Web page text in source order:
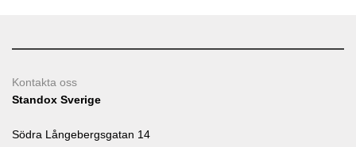
Kontakta oss
Standox Sverige
Södra Långebergsgatan 14